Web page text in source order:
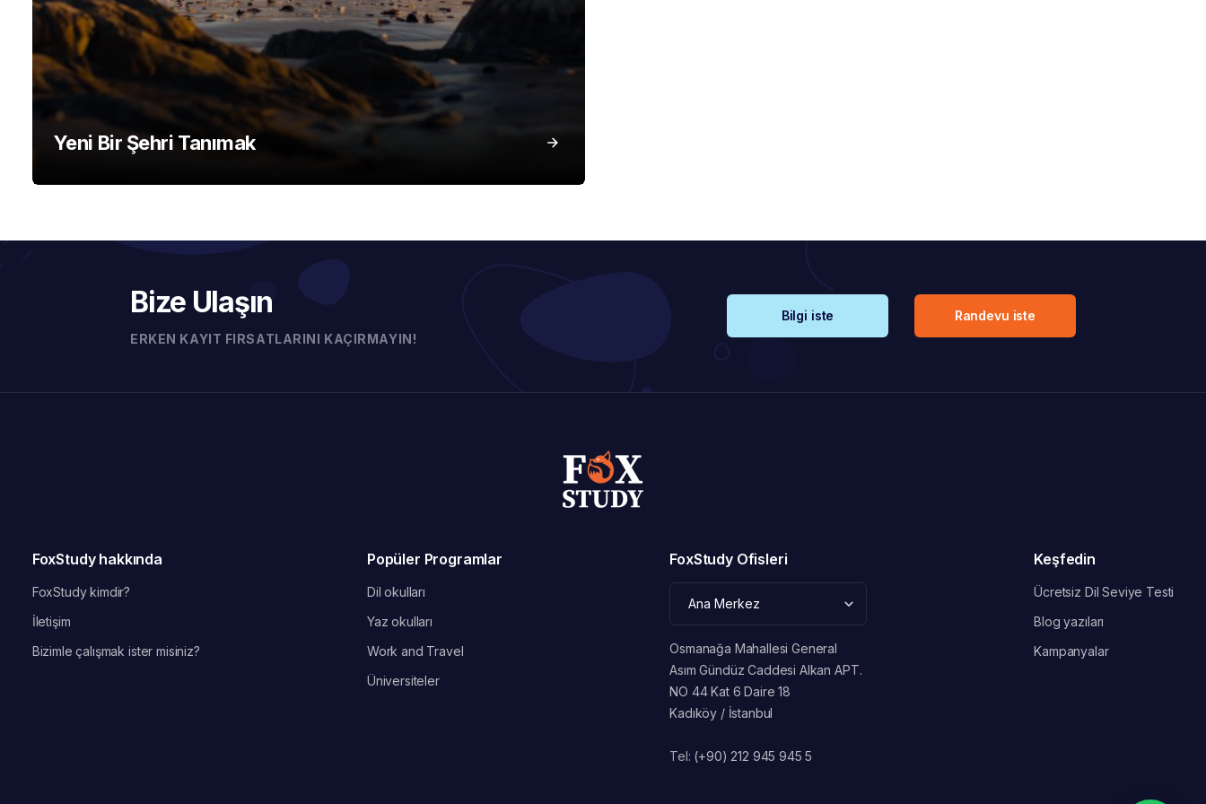
Yeni Bir Şehri Tanımak
Bize Ulaşın
ERKEN KAYIT FIRSATLARINI KAÇIRMAYIN!
Bilgi iste Randevu iste
FoxStudy hakkında
FoxStudy kimdir?
İletişim
Bizimle çalışmak ister misiniz?
Popüler Programlar
Dil okulları
Yaz okulları
Work and Travel
Üniversiteler
FoxStudy Ofisleri
Osmanağa Mahallesi General
Asım Gündüz Caddesi Alkan APT.
NO 44 Kat 6 Daire 18
Kadıköy / İstanbul
Tel: (+90) 212 945 945 5
Keşfedin
Ücretsiz Dil Seviye Testi
Blog yazıları
Kampanyalar